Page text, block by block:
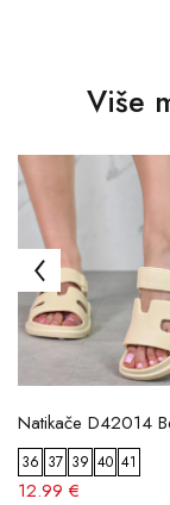
Više
Natikače D42014
36 37 39 40 41
12.99 €